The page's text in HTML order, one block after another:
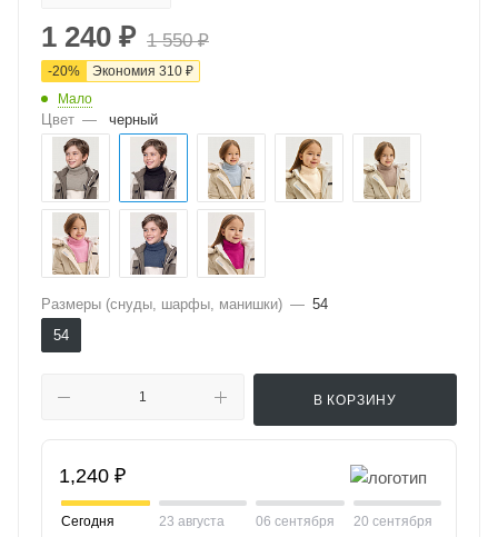
1 240 ₽ 1 550₽
-20% Экономия 310 ₽
Мало
Цвет — черный
Размеры (снуды, шарфы, манишки) — 54
54
В КОРЗИНУ
1,240 ₽
Сегодня 23 августа 06 сентября 20 сентября